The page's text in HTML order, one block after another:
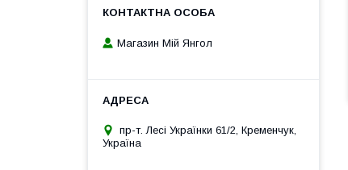
Магазин Мій Янгол
пр-т. Лесі Українки 61/2, Кременчук,
Україна